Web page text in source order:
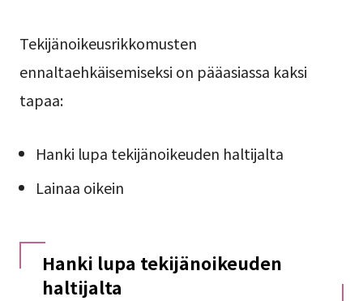
Tekijänoikeusrikkomusten
ennaltaehkäisemiseksi on pääasiassa kaksi
tapaa:
Hanki lupa tekijänoikeuden haltijalta
Lainaa oikein
Hanki lupa tekijänoikeuden
haltijalta